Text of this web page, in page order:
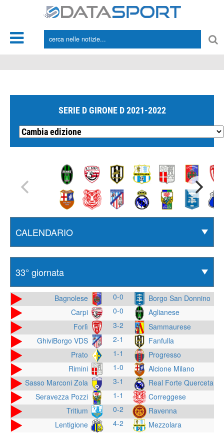
SERIE D GIRONE D 2021-2022
Bagnolese 0-0
Borgo San Donnino
Carpi
0-0
Aglianese
Forlì
3-2
Sammaurese
GhiviBorgo VDS
2-1
Fanfulla
Prato
1-1
Progresso
Rimini
1-0
Alcione Milano
Sasso Marconi Zola
3-1
Real Forte Querceta
Seravezza Pozzi
1-1
Correggese
Tritium
0-2
Ravenna
Lentigione
4-2 Mezzolara